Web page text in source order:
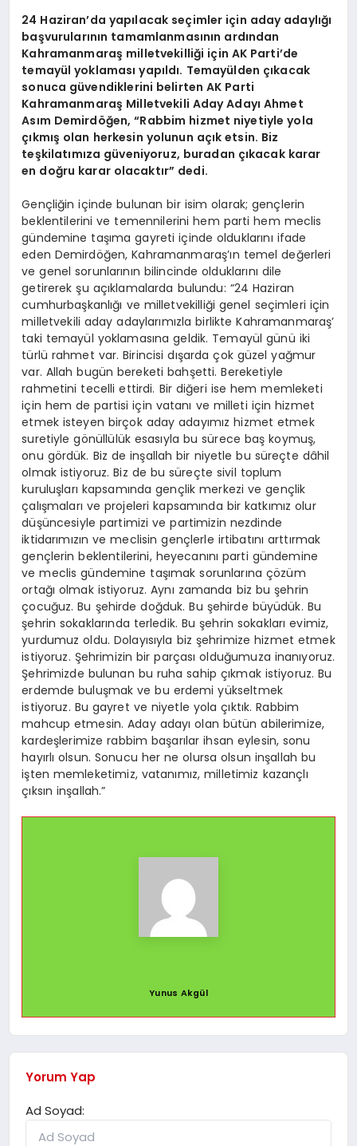
24 Haziran’da yapılacak seçimler için aday adaylığı
başvurularının tamamlanmasının ardından
Kahramanmaraş milletvekilliği için AK Parti’de
temayül yoklaması yapıldı. Temayülden çıkacak
sonuca güvendiklerini belirten AK Parti
Kahramanmaraş Milletvekili Aday Adayı Ahmet
Asım Demirdöğen, “Rabbim hizmet niyetiyle yola
çıkmış olan herkesin yolunun açık etsin. Biz
teşkilatımıza güveniyoruz, buradan çıkacak karar
en doğru karar olacaktır” dedi.
Gençliğin içinde bulunan bir isim olarak; gençlerin
beklentilerini ve temennilerini hem parti hem meclis
gündemine taşıma gayreti içinde olduklarını ifade
eden Demirdöğen, Kahramanmaraş’ın temel değerleri
ve genel sorunlarının bilincinde olduklarını dile
getirerek şu açıklamalarda bulundu: “24 Haziran
cumhurbaşkanlığı ve milletvekilliği genel seçimleri için
milletvekili aday adaylarımızla birlikte Kahramanmaraş’
taki temayül yoklamasına geldik. Temayül günü iki
türlü rahmet var. Birincisi dışarda çok güzel yağmur
var. Allah bugün bereketi bahşetti. Bereketiyle
rahmetini tecelli ettirdi. Bir diğeri ise hem memleketi
için hem de partisi için vatanı ve milleti için hizmet
etmek isteyen birçok aday adayımız hizmet etmek
suretiyle gönüllülük esasıyla bu sürece baş koymuş,
onu gördük. Biz de inşallah bir niyetle bu süreçte dâhil
olmak istiyoruz. Biz de bu süreçte sivil toplum
kuruluşları kapsamında gençlik merkezi ve gençlik
çalışmaları ve projeleri kapsamında bir katkımız olur
düşüncesiyle partimizi ve partimizin nezdinde
iktidarımızın ve meclisin gençlerle irtibatını arttırmak
gençlerin beklentilerini, heyecanını parti gündemine
ve meclis gündemine taşımak sorunlarına çözüm
ortağı olmak istiyoruz. Aynı zamanda biz bu şehrin
çocuğuz. Bu şehirde doğduk. Bu şehirde büyüdük. Bu
şehrin sokaklarında terledik. Bu şehrin sokakları evimiz,
yurdumuz oldu. Dolayısıyla biz şehrimize hizmet etmek
istiyoruz. Şehrimizin bir parçası olduğumuza inanıyoruz.
Şehrimizde bulunan bu ruha sahip çıkmak istiyoruz. Bu
erdemde buluşmak ve bu erdemi yükseltmek
istiyoruz. Bu gayret ve niyetle yola çıktık. Rabbim
mahcup etmesin. Aday adayı olan bütün abilerimize,
kardeşlerimize rabbim başarılar ihsan eylesin, sonu
hayırlı olsun. Sonucu her ne olursa olsun inşallah bu
işten memleketimiz, vatanımız, milletimiz kazançlı
çıksın inşallah.”
Yunus Akgül
Yorum Yap
Ad Soyad: